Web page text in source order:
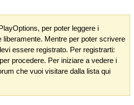
per poter leggere i
liberamente. Mentre per poter scrivere
essere registrato. Per registrarti:
per procedere. Per iniziare a vedere i
che vuoi visitare dalla lista qui